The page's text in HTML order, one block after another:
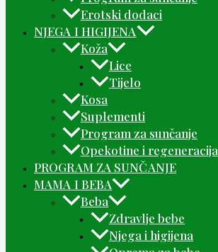
Erotski dodaci
NJEGA I HIGIJENA
Koža
Lice
Tijelo
Kosa
Suplementi
Program za sunčanje
Opekotine i regeneracija
PROGRAM ZA SUNČANJE
MAMA I BEBA
Beba
Zdravlje bebe
Njega i higijena